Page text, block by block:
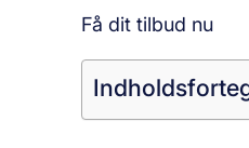
Få dit tilbud nu